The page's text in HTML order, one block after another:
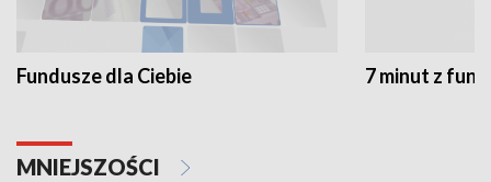
Fundusze dla Ciebie 7 minut z
MNIEJSZOŚCI